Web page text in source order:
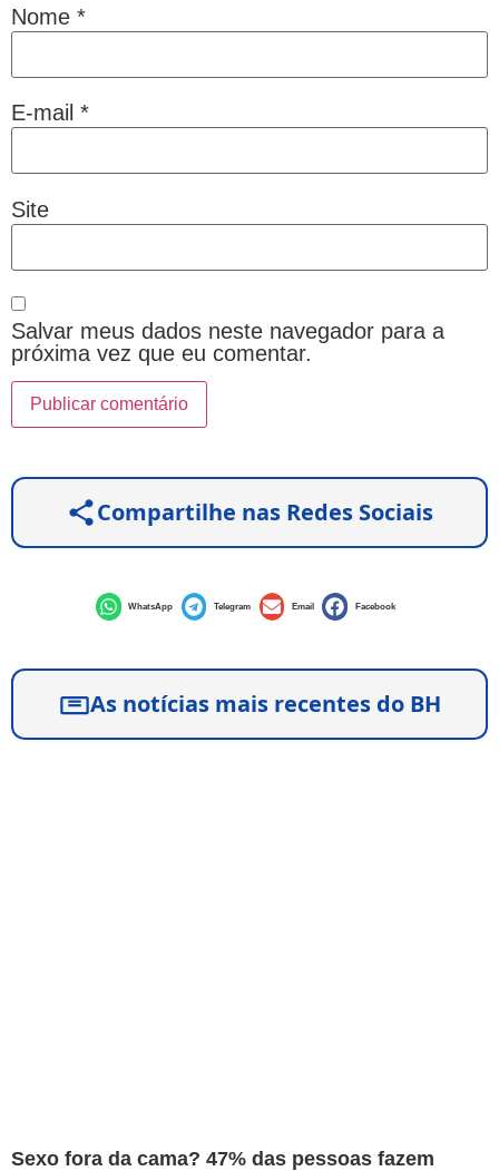
Nome *
E-mail *
Site
Salvar meus dados neste navegador para a
próxima vez que eu comentar.
Compartilhe nas Redes Sociais
WhatsApp Telegram Email Facebook
As notícias mais recentes do BH
Sexo fora da cama? 47% das pessoas fazem